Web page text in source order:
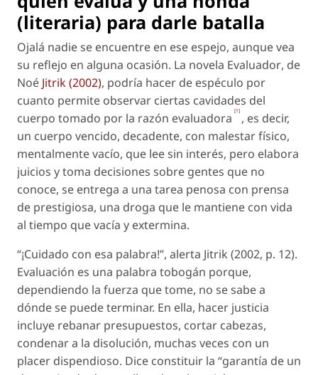
(literaria) para darle batalla
Ojalá nadie se encuentre en ese espejo, aunque vea
su reflejo en alguna ocasión. La novela Evaluador, de
Noé Jitrik (2002), podría hacer de espéculo por
cuanto permite observar ciertas cavidades del
cuerpo tomado por la razón evaluadora [1] , es decir,
un cuerpo vencido, decadente, con malestar físico,
mentalmente vacío, que lee sin interés, pero elabora
juicios y toma decisiones sobre gentes que no
conoce, se entrega a una tarea penosa con prensa
de prestigiosa, una droga que le mantiene con vida
al tiempo que vacía y extermina.
“¡Cuidado con esa palabra!”, alerta Jitrik (2002, p. 12).
Evaluación es una palabra tobogán porque,
dependiendo la fuerza que tome, no se sabe a
dónde se puede terminar. En ella, hacer justicia
incluye rebanar presupuestos, cortar cabezas,
condenar a la disolución, muchas veces con un
placer dispendioso. Dice constituir la “garantía de un